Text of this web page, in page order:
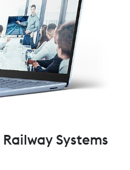
Railway Systems